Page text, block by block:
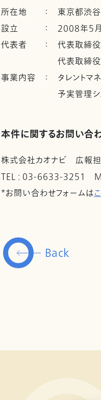
所在地 ： 東京都渋
設立
： 2008年5
代表者
： 代表取締
代表取締
事業内容 ： タレントマ
予実管理シ
本件に関するお問い合
株式会社カオナビ 広報
TEL : 03-6633-3251
*お問い合わせフォームは
Back